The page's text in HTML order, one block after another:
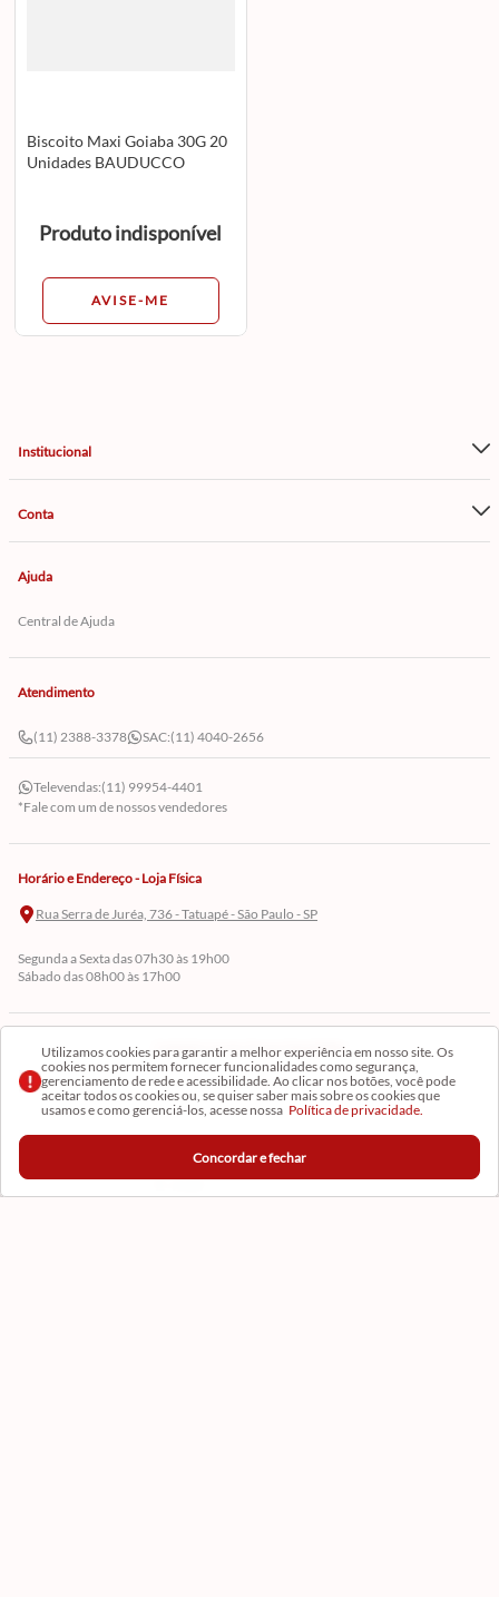
Utilizamos cookies para garantir a melhor experiência em nosso site. Os
cookies nos permitem fornecer funcionalidades como segurança,
gerenciamento de rede e acessibilidade. Ao clicar nos botões, você pode
aceitar todos os cookies ou, se quiser saber mais sobre os cookies que
usamos e como gerenciá-los, acesse nossa Política de privacidade.
Concordar e fechar
Biscoito Maxi Goiaba 30G 20
Unidades BAUDUCCO
Produto indisponível
AVISE-ME
Institucional
Conta
Ajuda
Central de Ajuda
Atendimento
(11) 2388-3378 SAC:(11) 4040-2656
Televendas:(11) 99954-4401
*Fale com um de nossos vendedores
Horário e Endereço - Loja Física
Rua Serra de Juréa, 736 - Tatuapé - São Paulo - SP
Segunda a Sexta das 07h30 às 19h00
Sábado das 08h00 às 17h00
Cadastre-se em Nossa Newsletter
Receba as novidades